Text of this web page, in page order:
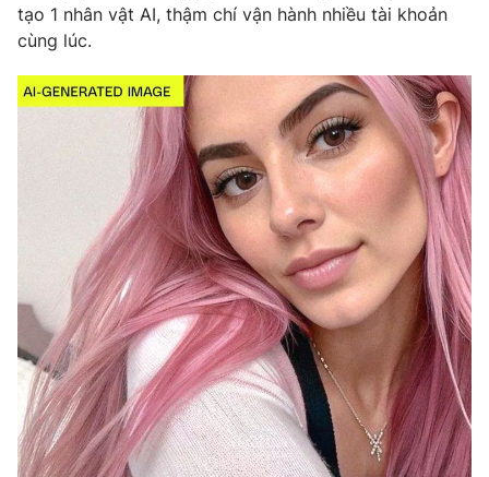
Liên hệ tòa soạn
Theo dõi báo trên
Cơ quan chủ quản:Đài Truyền hình Việt Nam
Cơ quan báo chí:
Thời báo VTV
Giấy phép hoạt động báo in và báo điện tử số 483/GP-BTTTT
cấp ngày 29/12/2023
Tổng Biên tập:Vũ Thanh Thủy
Phó Tổng Biên tập: Nguyễn Thị Mỹ Hạnh, Phạm Quốc Thắng,
tạo 1 nhân vật AI, thậm chí vận hành nhiều tài khoản
cùng lúc.